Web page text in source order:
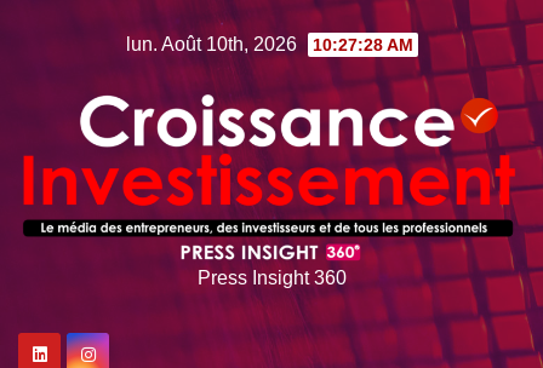
lun. Août 10th, 2026 10:27:29 AM
Press Insight 360